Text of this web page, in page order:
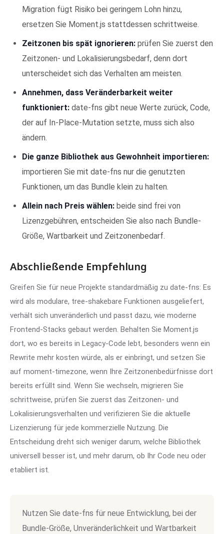
Migration fügt Risiko bei geringem Lohn hinzu,
ersetzen Sie Moment.js stattdessen schrittweise.
Zeitzonen bis spät ignorieren: prüfen Sie zuerst den
Zeitzonen- und Lokalisierungsbedarf, denn dort
unterscheidet sich das Verhalten am meisten.
Annehmen, dass Veränderbarkeit weiter
funktioniert: date-fns gibt neue Werte zurück, Code,
der auf In-Place-Mutation setzte, muss sich also
ändern.
Die ganze Bibliothek aus Gewohnheit importieren:
importieren Sie mit date-fns nur die genutzten
Funktionen, um das Bundle klein zu halten.
Allein nach Preis wählen: beide sind frei von
Lizenzgebühren, entscheiden Sie also nach Bundle-
Größe, Wartbarkeit und Zeitzonenbedarf.
Abschließende Empfehlung
Greifen Sie für neue Projekte standardmäßig zu date-fns: Es
wird als modulare, tree-shakebare Funktionen ausgeliefert,
verhält sich unveränderlich und passt dazu, wie moderne
Frontend-Stacks gebaut werden. Behalten Sie Moment.js
dort, wo es bereits in Legacy-Code lebt, besonders wenn ein
Rewrite mehr kosten würde, als er einbringt, und setzen Sie
auf moment-timezone, wenn Ihre Zeitzonenbedürfnisse dort
bereits erfüllt sind. Wenn Sie wechseln, migrieren Sie
schrittweise, prüfen Sie zuerst das Zeitzonen- und
Lokalisierungsverhalten und verifizieren Sie die aktuelle
Lizenzierung für jede kommerzielle Nutzung. Die
Entscheidung dreht sich weniger darum, welche Bibliothek
universell besser ist, und mehr darum, ob Ihr Code neu oder
etabliert ist.
Nutzen Sie date-fns für neue Entwicklung, bei der
Bundle-Größe, Unveränderlichkeit und Wartbarkeit